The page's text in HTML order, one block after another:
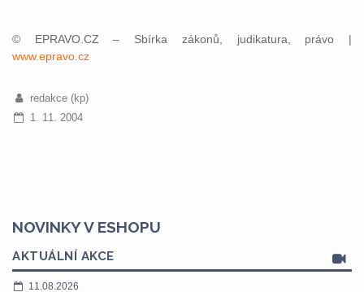
© EPRAVO.CZ – Sbírka zákonů, judikatura, právo |
www.epravo.cz
redakce (kp)
1. 11. 2004
NOVINKY V ESHOPU
AKTUÁLNÍ AKCE
11.08.2026